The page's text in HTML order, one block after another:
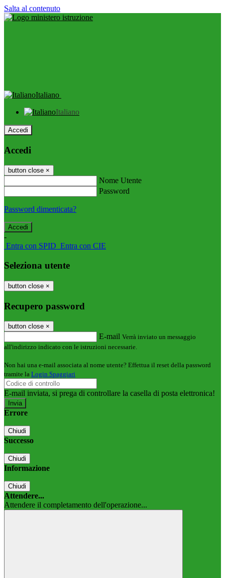
Salta al contenuto
Italiano
Italiano
Accedi
Accedi
button close ×
Nome Utente
Password
Password dimenticata?
-
Entra con SPID Entra con CIE
Seleziona utente
button close ×
Recupero password
button close ×
E-mail Verrà inviato un messaggio
all'indirizzo indicato con le istruzioni necessarie.
Non hai una e-mail associata al nome utente? Effettua il reset della password
tramite la Login Spaggiari
E-mail inviata, si prega di controllare la casella di posta elettronica!
Errore
Chiudi
Successo
Chiudi
Informazione
Chiudi
Attendere...
Attendere il completamento dell'operazione...